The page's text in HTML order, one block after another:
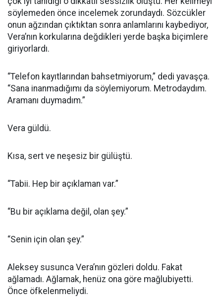
söylemeden önce incelemek zorundaydı. Sözcükler
onun ağzından çıktıktan sonra anlamlarını kaybediyor,
Vera’nın korkularına değdikleri yerde başka biçimlere
giriyorlardı.
“Telefon kayıtlarından bahsetmiyorum,” dedi yavaşça.
“Sana inanmadığımı da söylemiyorum. Metrodaydım.
Aramanı duymadım.”
Vera güldü.
Kısa, sert ve neşesiz bir gülüştü.
“Tabii. Hep bir açıklaman var.”
“Bu bir açıklama değil, olan şey.”
“Senin için olan şey.”
Aleksey susunca Vera’nın gözleri doldu. Fakat
ağlamadı. Ağlamak, henüz ona göre mağlubiyetti.
Önce öfkelenmeliydi.